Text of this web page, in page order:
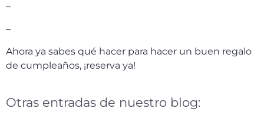
–
–
Ahora ya sabes qué hacer para hacer un buen regalo
de cumpleaños, ¡reserva ya!
Otras entradas de nuestro blog: